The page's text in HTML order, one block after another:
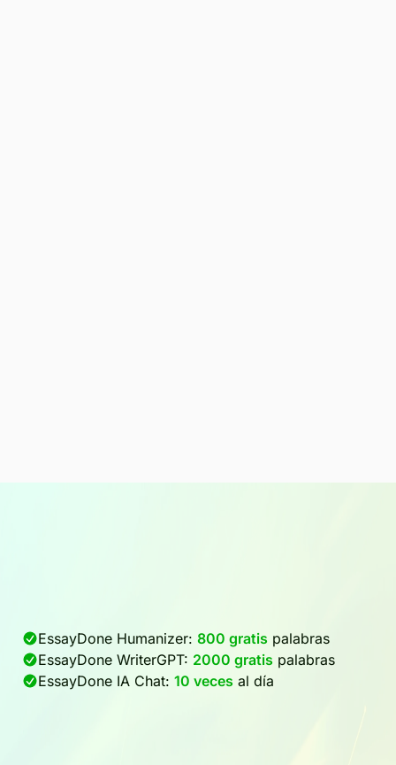
EssayDone Humanizer: 800 gratis palabras
EssayDone WriterGPT: 2000 gratis palabras
EssayDone IA Chat: 10 veces al día